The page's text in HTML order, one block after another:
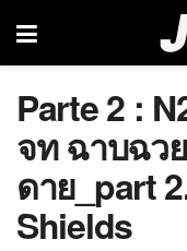
Parte 2 :
จท ฉาบฉว
ดาย_part
Shields